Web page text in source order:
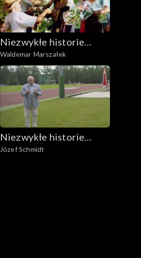
Niezwykłe historie
Biało-Czerwonych
Waldemar Marszałek
Niezwykłe historie
Biało-Czerwonych
Józef Schmidt